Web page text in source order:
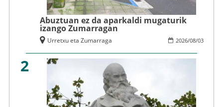
Abuztuan ez da aparkaldi mugaturik
izango Zumarragan
2026/08/03
Urretxu eta Zumarraga
2